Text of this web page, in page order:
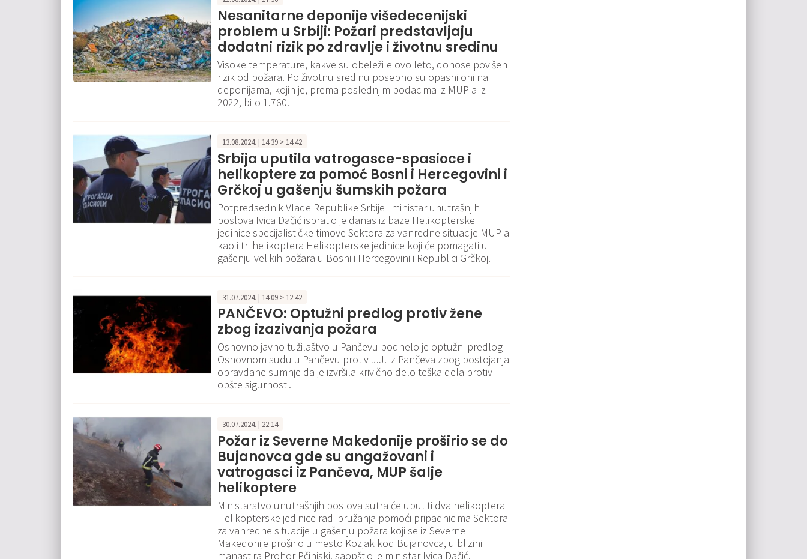
Nesanitarne deponije višedecenijski
problem u Srbiji: Požari predstavljaju
dodatni rizik po zdravlje i životnu sredinu
Visoke temperature, kakve su obeležile ovo leto, donose povišen
rizik od požara. Po životnu sredinu posebno su opasni oni na
deponijama, kojih je, prema poslednjim podacima iz MUP-a iz
2022, bilo 1.760.
13.08.2024. | 14:39 > 14:42
Srbija uputila vatrogasce-spasioce i
helikoptere za pomoć Bosni i Hercegovini i
Grčkoj u gašenju šumskih požara
Potpredsednik Vlade Republike Srbije i ministar unutrašnjih
poslova Ivica Dačić ispratio je danas iz baze Helikopterske
jedinice specijalističke timove Sektora za vanredne situacije MUP-a
kao i tri helikoptera Helikopterske jedinice koji će pomagati u
gašenju velikih požara u Bosni i Hercegovini i Republici Grčkoj.
31.07.2024. | 14:09 > 12:42
PANČEVO: Optužni predlog protiv žene
zbog izazivanja požara
Osnovno javno tužilaštvo u Pančevu podnelo je optužni predlog
Osnovnom sudu u Pančevu protiv J.J. iz Pančeva zbog postojanja
opravdane sumnje da je izvršila krivično delo teška dela protiv
opšte sigurnosti.
30.07.2024. | 22:14
Požar iz Severne Makedonije proširio se do
Bujanovca gde su angažovani i
vatrogasci iz Pančeva, MUP šalje
helikoptere
Ministarstvo unutrašnjih poslova sutra će uputiti dva helikoptera
Helikopterske jedinice radi pružanja pomoći pripadnicima Sektora
za vanredne situacije u gašenju požara koji se iz Severne
Makedonije proširio u mesto Kozjak kod Bujanovca, u blizini
manastira Prohor Pčinjski, saopštio je ministar Ivica Dačić.